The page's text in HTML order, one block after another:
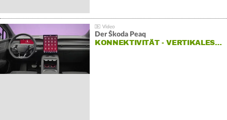
Der Škoda Peaq
KONNEKTIVITÄT - VERTIKALES…